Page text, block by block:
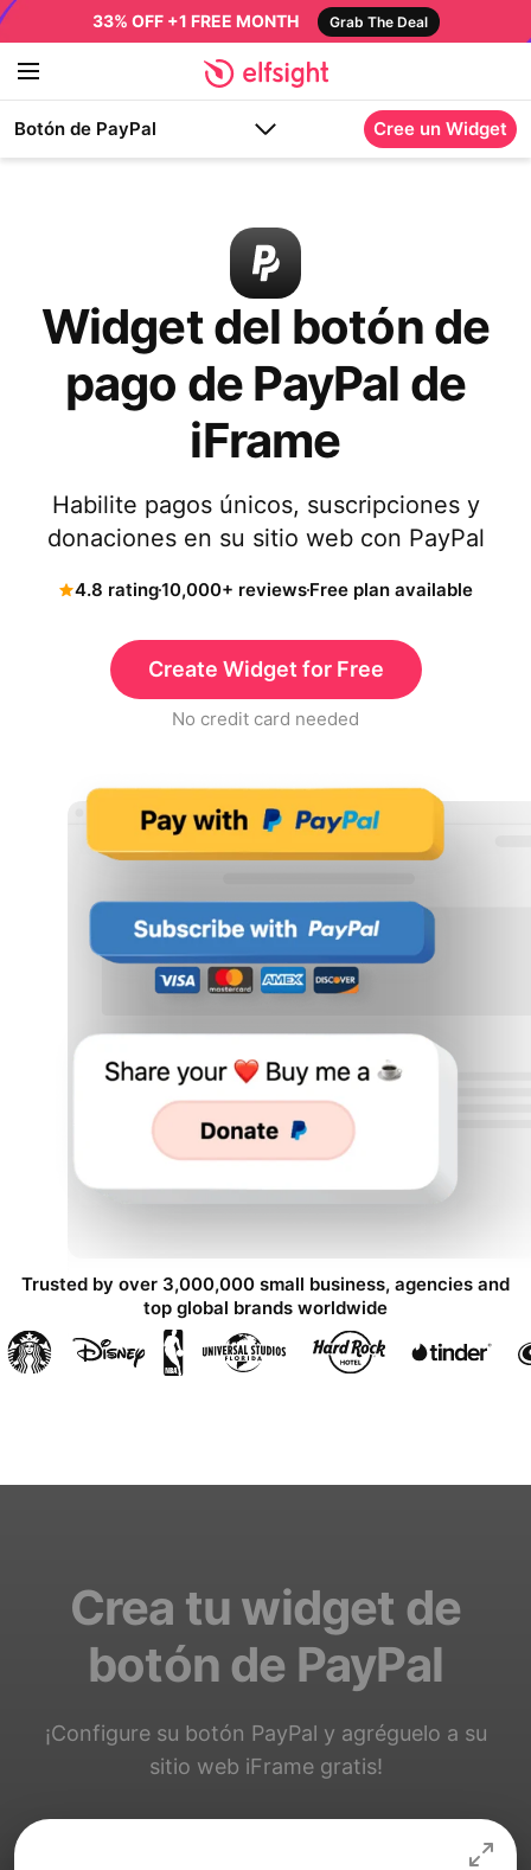
33% OFF +1 FREE MONTH Grab The Deal
Botón de PayPal Cree un Widget
Widget del botón de
pago de PayPal de
iFrame
Habilite pagos únicos, suscripciones y
donaciones en su sitio web con PayPal
4.8 rating10,000+ reviewsFree plan available
Create Widget for Free
No credit card needed
Trusted by over 3,000,000 small business, agencies and
top global brands worldwide
Crea tu widget de
botón de PayPal
¡Configure su botón PayPal y agréguelo a su
sitio web iFrame gratis!